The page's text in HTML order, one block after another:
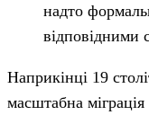
надто
відповідними
Наприкінці 19
масштабна